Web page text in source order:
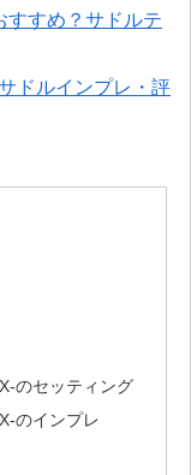
すすめ？サドルテ
ドルインプレ・評
のセッティング
のインプレ